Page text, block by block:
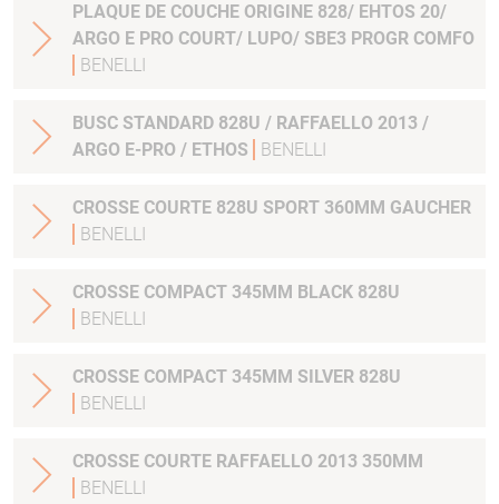
PLAQUE DE COUCHE ORIGINE 828/ EHTOS 20/
ARGO E PRO COURT/ LUPO/ SBE3 PROGR COMFO
BENELLI
BUSC STANDARD 828U / RAFFAELLO 2013 /
ARGO E-PRO / ETHOS
BENELLI
CROSSE COURTE 828U SPORT 360MM GAUCHER
BENELLI
CROSSE COMPACT 345MM BLACK 828U
BENELLI
CROSSE COMPACT 345MM SILVER 828U
BENELLI
CROSSE COURTE RAFFAELLO 2013 350MM
BENELLI